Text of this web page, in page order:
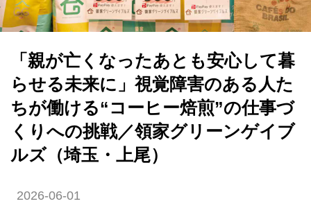
「親が亡くなったあとも安心して暮
らせる未来に」視覚障害のある人た
ちが働ける“コーヒー焙煎”の仕事づ
くりへの挑戦／領家グリーンゲイブ
ルズ（埼玉・上尾）
2026-06-01